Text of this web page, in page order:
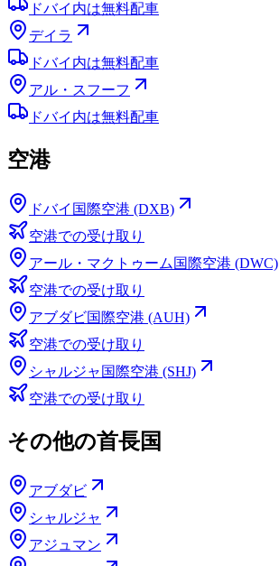
ドバイ内は無料配車
デイラ
ドバイ内は無料配車
アル・スフーフ
ドバイ内は無料配車
空港
ドバイ国際空港 (DXB)
空港での受け取り
アール・マクトゥーム国際空港 (DWC)
空港での受け取り
アブダビ国際空港 (AUH)
空港での受け取り
シャルジャ国際空港 (SHJ)
空港での受け取り
その他の首長国
アブダビ
シャルジャ
アジュマン